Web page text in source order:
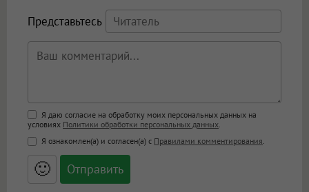
Представьтесь
Поддержка HTML
<b>, <strong>, <u>, <i>, <em>, <s>, <big>,
<small>, <sup>, <sub>, <pre>, <ul>, <ol>, <li>,
<blockquote>, <code> экранирует HTML,
адреса URL автоматически становятся
ссылками, и [img]адрес[/img] будет
Я даю согласие на обработку моих персональных данных на
условиях Политики обработки персональных данных.
Я ознакомлен(а) и согласен(а) с Правилами комментирования.
🙂